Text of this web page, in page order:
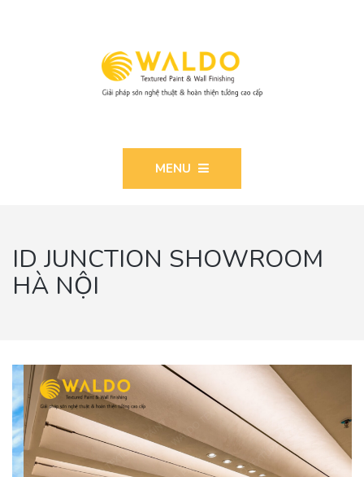
MENU
ID JUNCTION SHOWROOM
HÀ NỘI